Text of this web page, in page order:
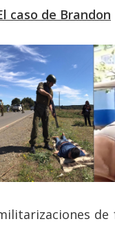
caso de Brandon
de